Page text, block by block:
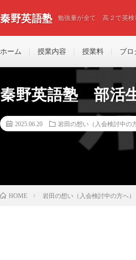
秦野英語塾 勉強量が全て 高２で英検
ホーム 授業内容 授業料 ブロ
秦野英語塾 部活
2025.06.20 岩田の想い（入会検討中の
HOME 岩田の想い（入会検討中の方へ）